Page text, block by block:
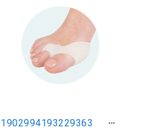
1902994193229363